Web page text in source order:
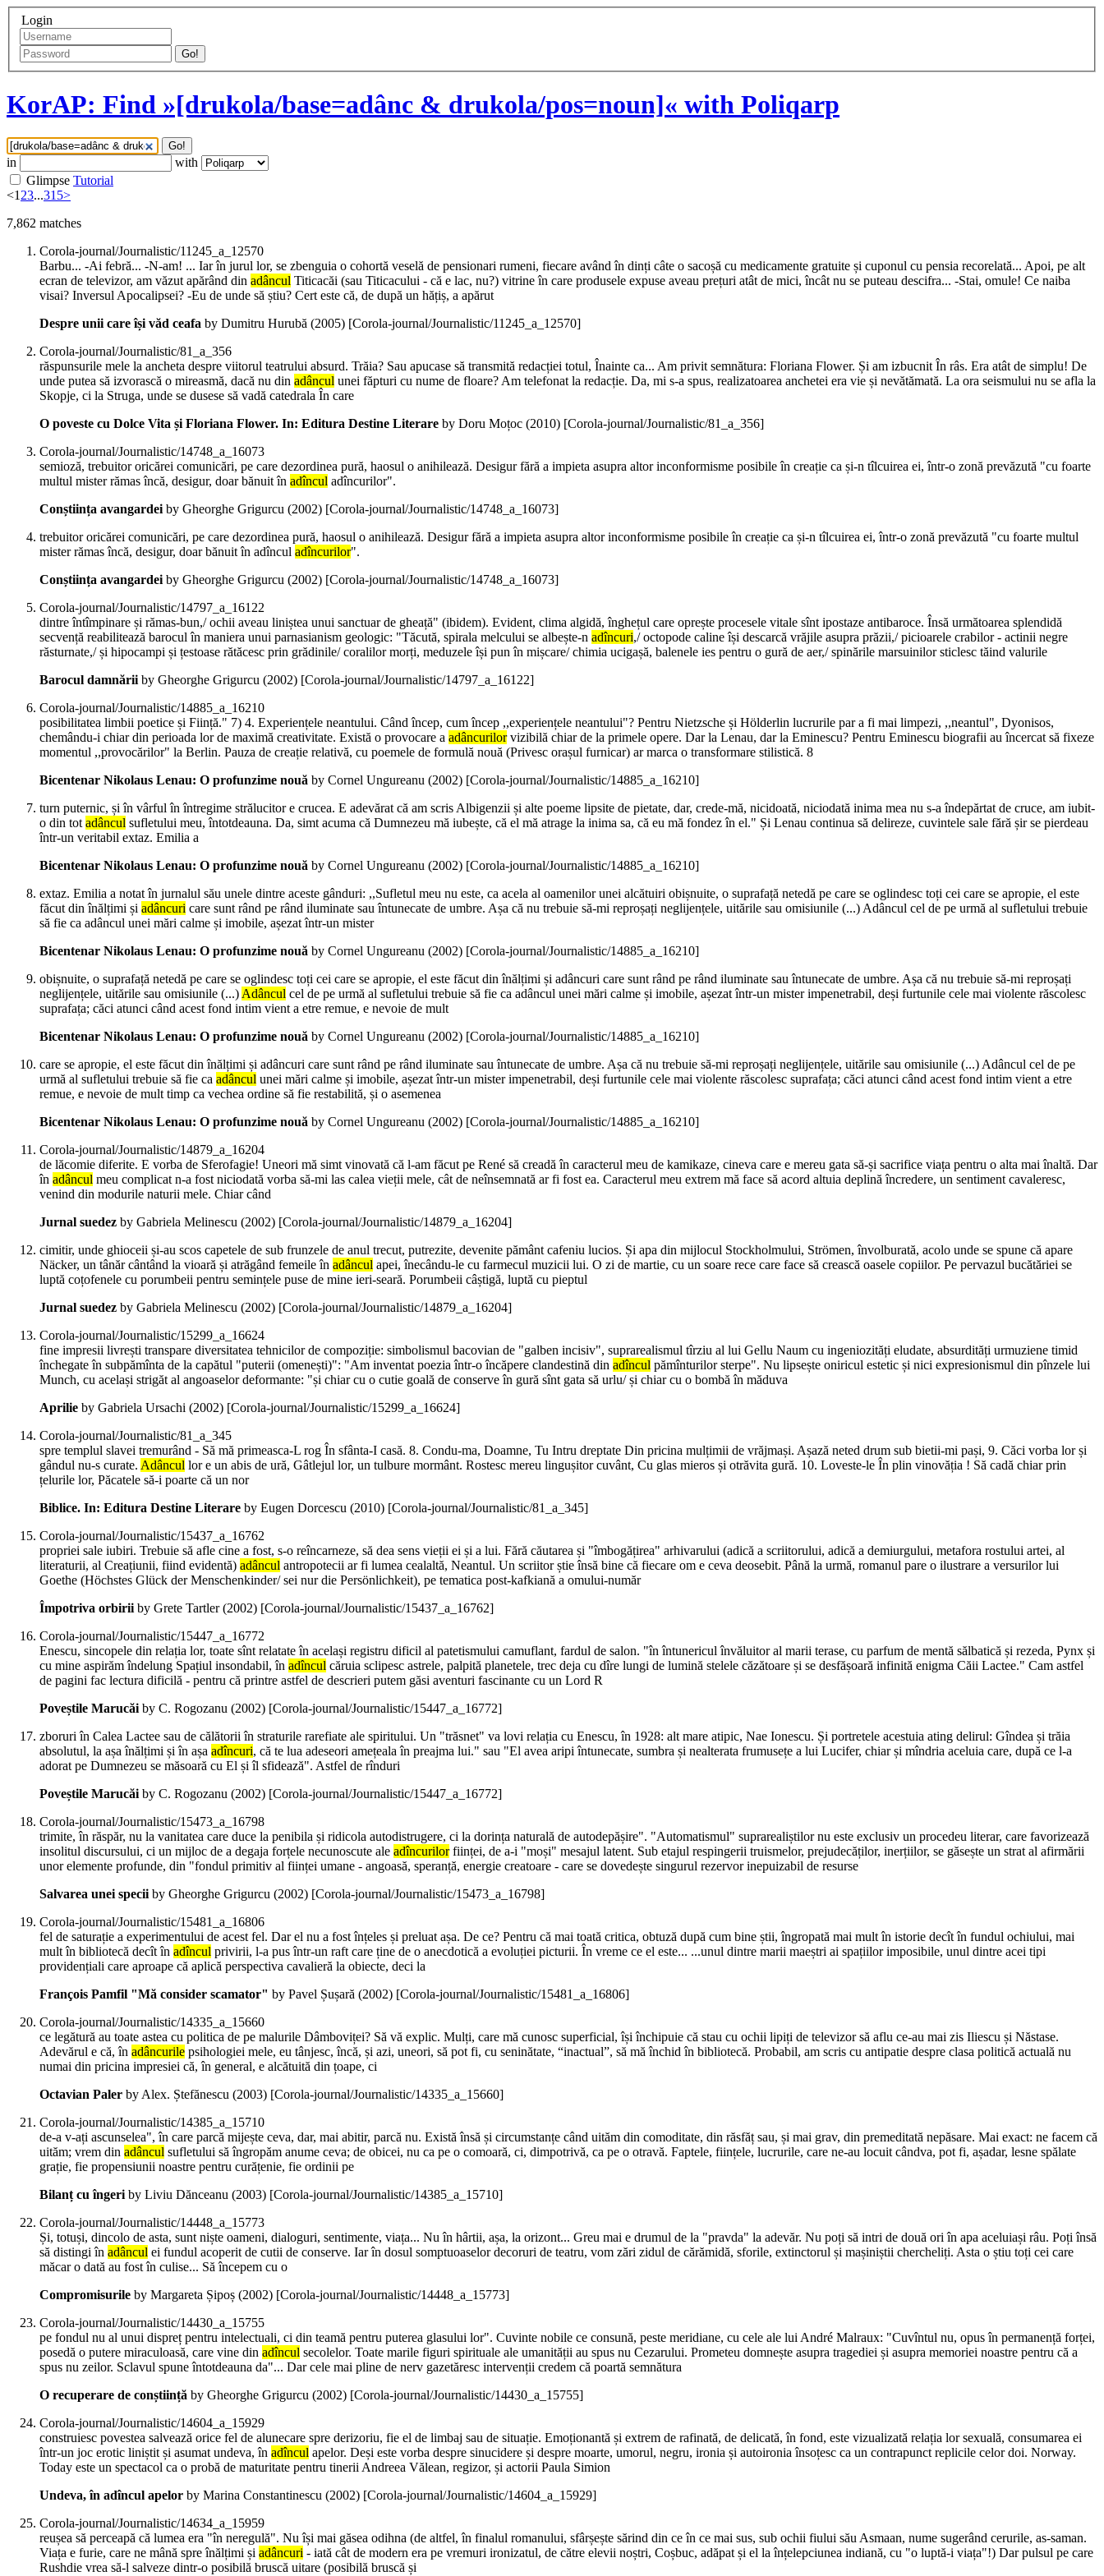
Login
Go!
KorAP: Find »[drukola/base=adânc & drukola/pos=noun]« with Poliqarp
Go!
in
with
Glimpse Tutorial
<123...315>
7,862 matches
Corola-journal/Journalistic/11245_a_12570
Barbu... -Ai febră... -N-am! ... Iar în jurul lor, se zbenguia o cohortă veselă de pensionari rumeni, fiecare având în dinți câte o sacoșă cu medicamente gratuite și cuponul cu pensia recorelată... Apoi, pe alt
ecran de televizor, am văzut apărând din adâncul Titicacăi (sau Titicacului - că e lac, nu?) vitrine în care produsele expuse aveau prețuri atât de mici, încât nu se puteau descifra... -Stai, omule! Ce naiba
visai? Inversul Apocalipsei? -Eu de unde să știu? Cert este că, de după un hățiș, a apărut
Despre unii care își văd ceafa by Dumitru Hurubă (2005) [Corola-journal/Journalistic/11245_a_12570]
Corola-journal/Journalistic/81_a_356
răspunsurile mele la ancheta despre viitorul teatrului absurd. Trăia? Sau apucase să transmită redacției totul, Înainte ca... Am privit semnătura: Floriana Flower. Și am izbucnit În râs. Era atât de simplu! De
unde putea să izvorască o mireasmă, dacă nu din adâncul unei făpturi cu nume de floare? Am telefonat la redacție. Da, mi s-a spus, realizatoarea anchetei era vie și nevătămată. La ora seismului nu se afla la
Skopje, ci la Struga, unde se dusese să vadă catedrala În care
O poveste cu Dolce Vita și Floriana Flower. In: Editura Destine Literare by Doru Moțoc (2010) [Corola-journal/Journalistic/81_a_356]
Corola-journal/Journalistic/14748_a_16073
semioză, trebuitor oricărei comunicări, pe care dezordinea pură, haosul o anihilează. Desigur fără a impieta asupra altor inconformisme posibile în creație ca și-n tîlcuirea ei, într-o zonă prevăzută "cu foarte
multul mister rămas încă, desigur, doar bănuit în adîncul adîncurilor".
Conștiința avangardeiby Gheorghe Grigurcu (2002) [Corola-journal/Journalistic/14748_a_16073]
trebuitor oricărei comunicări, pe care dezordinea pură, haosul o anihilează. Desigur fără a impieta asupra altor inconformisme posibile în creație ca și-n tîlcuirea ei, într-o zonă prevăzută "cu foarte multul
mister rămas încă, desigur, doar bănuit în adîncul adîncurilor".
Conștiința avangardeiby Gheorghe Grigurcu (2002) [Corola-journal/Journalistic/14748_a_16073]
Corola-journal/Journalistic/14797_a_16122
dintre întîmpinare și rămas-bun,/ ochii aveau liniștea unui sanctuar de gheață" (ibidem). Evident, clima algidă, înghețul care oprește procesele vitale sînt ipostaze antibaroce. Însă următoarea splendidă
secvență reabilitează barocul în maniera unui parnasianism geologic: "Tăcută, spirala melcului se albește-n adîncuri,/ octopode caline își descarcă vrăjile asupra prăzii,/ picioarele crabilor - actinii negre
răsturnate,/ și hipocampi și țestoase rătăcesc prin grădinile/ coralilor morți, meduzele își pun în mișcare/ chimia ucigașă, balenele ies pentru o gură de aer,/ spinările marsuinilor sticlesc tăind valurile
Barocul damnăriiby Gheorghe Grigurcu (2002) [Corola-journal/Journalistic/14797_a_16122]
Corola-journal/Journalistic/14885_a_16210
posibilitatea limbii poetice și Ființă." 7) 4. Experiențele neantului. Când încep, cum încep ,,experiențele neantului"? Pentru Nietzsche și Hölderlin lucrurile par a fi mai limpezi, ,,neantul", Dyonisos,
chemându-i chiar din perioada lor de maximă creativitate. Există o provocare a adâncurilorvizibilă chiar de la primele opere. Dar la Lenau, dar la Eminescu? Pentru Eminescu biografii au încercat să fixeze
momentul ,,provocărilor" la Berlin. Pauza de creație relativă, cu poemele de formulă nouă (Privesc orașul furnicar) ar marca o transformare stilistică. 8
Bicentenar Nikolaus Lenau: O profunzime nouă by Cornel Ungureanu (2002) [Corola-journal/Journalistic/14885_a_16210]
turn puternic, și în vârful în întregime strălucitor e crucea. E adevărat că am scris Albigenzii și alte poeme lipsite de pietate, dar, crede-mă, nicidoată, niciodată inima mea nu s-a îndepărtat de cruce, am iubit-
o din totadâncul sufletului meu, întotdeauna. Da, simt acuma că Dumnezeu mă iubește, că el mă atrage la inima sa, că eu mă fondez în el." Și Lenau continua să delireze, cuvintele sale fără șir se pierdeau
într-un veritabil extaz. Emilia a
Bicentenar Nikolaus Lenau: O profunzime nouă by Cornel Ungureanu (2002) [Corola-journal/Journalistic/14885_a_16210]
extaz. Emilia a notat în jurnalul său unele dintre aceste gânduri: ,,Sufletul meu nu este, ca acela al oamenilor unei alcătuiri obișnuite, o suprafață netedă pe care se oglindesc toți cei care se apropie, el este
făcut din înălțimi și adâncuri care sunt rând pe rând iluminate sau întunecate de umbre. Așa că nu trebuie să-mi reproșați neglijențele, uitările sau omisiunile (...) Adâncul cel de pe urmă al sufletului trebuie
să fie ca adâncul unei mări calme și imobile, așezat într-un mister
Bicentenar Nikolaus Lenau: O profunzime nouă by Cornel Ungureanu (2002) [Corola-journal/Journalistic/14885_a_16210]
obișnuite, o suprafață netedă pe care se oglindesc toți cei care se apropie, el este făcut din înălțimi și adâncuri care sunt rând pe rând iluminate sau întunecate de umbre. Așa că nu trebuie să-mi reproșați
neglijențele, uitările sau omisiunile (...)Adâncul cel de pe urmă al sufletului trebuie să fie ca adâncul unei mări calme și imobile, așezat într-un mister impenetrabil, deși furtunile cele mai violente răscolesc
suprafața; căci atunci când acest fond intim vient a etre remue, e nevoie de mult
Bicentenar Nikolaus Lenau: O profunzime nouă by Cornel Ungureanu (2002) [Corola-journal/Journalistic/14885_a_16210]
care se apropie, el este făcut din înălțimi și adâncuri care sunt rând pe rând iluminate sau întunecate de umbre. Așa că nu trebuie să-mi reproșați neglijențele, uitările sau omisiunile (...) Adâncul cel de pe
urmă al sufletului trebuie să fie ca adâncul unei mări calme și imobile, așezat într-un mister impenetrabil, deși furtunile cele mai violente răscolesc suprafața; căci atunci când acest fond intim vient a etre
remue, e nevoie de mult timp ca vechea ordine să fie restabilită, și o asemenea
Bicentenar Nikolaus Lenau: O profunzime nouă by Cornel Ungureanu (2002) [Corola-journal/Journalistic/14885_a_16210]
Corola-journal/Journalistic/14879_a_16204
de lăcomie diferite. E vorba de Sferofagie! Uneori mă simt vinovată că l-am făcut pe René să creadă în caracterul meu de kamikaze, cineva care e mereu gata să-și sacrifice viața pentru o alta mai înaltă. Dar
în adâncul meu complicat n-a fost niciodată vorba să-mi las calea vieții mele, cât de neînsemnată ar fi fost ea. Caracterul meu extrem mă face să acord altuia deplină încredere, un sentiment cavaleresc,
venind din modurile naturii mele. Chiar când
Jurnal suedez by Gabriela Melinescu (2002) [Corola-journal/Journalistic/14879_a_16204]
cimitir, unde ghioceii și-au scos capetele de sub frunzele de anul trecut, putrezite, devenite pământ cafeniu lucios. Și apa din mijlocul Stockholmului, Strömen, învolburată, acolo unde se spune că apare
Näcker, un tânăr cântând la vioară și atrăgând femeile în adâncul apei, înecându-le cu farmecul muzicii lui. O zi de martie, cu un soare rece care face să crească oasele copiilor. Pe pervazul bucătăriei se
luptă coțofenele cu porumbeii pentru semințele puse de mine ieri-seară. Porumbeii câștigă, luptă cu pieptul
Jurnal suedez by Gabriela Melinescu (2002) [Corola-journal/Journalistic/14879_a_16204]
Corola-journal/Journalistic/15299_a_16624
fine impresii livrești transpare diversitatea tehnicilor de compoziție: simbolismul bacovian de "galben incisiv", suprarealismul tîrziu al lui Gellu Naum cu ingeniozități eludate, absurdități urmuziene timid
închegate în subpămînta de la capătul "puterii (omenești)": "Am inventat poezia într-o încăpere clandestină din adîncul pămînturilor sterpe". Nu lipsește oniricul estetic și nici expresionismul din pînzele lui
Munch, cu același strigăt al angoaselor deformante: "și chiar cu o cutie goală de conserve în gură sînt gata să urlu/ și chiar cu o bombă în măduva
Aprilie by Gabriela Ursachi (2002) [Corola-journal/Journalistic/15299_a_16624]
Corola-journal/Journalistic/81_a_345
spre templul slavei tremurând - Să mă primeasca-L rog În sfânta-I casă. 8. Condu-ma, Doamne, Tu Intru dreptate Din pricina mulțimii de vrăjmași. Așază neted drum sub bietii-mi pași, 9. Căci vorba lor și
gândul nu-s curate. Adâncul lor e un abis de ură, Gâtlejul lor, un tulbure mormânt. Rostesc mereu lingușitor cuvânt, Cu glas mieros și otrăvita gură. 10. Loveste-le În plin vinovăția ! Să cadă chiar prin
țelurile lor, Păcatele să-i poarte că un nor
Biblice. In: Editura Destine Literare by Eugen Dorcescu (2010) [Corola-journal/Journalistic/81_a_345]
Corola-journal/Journalistic/15437_a_16762
propriei sale iubiri. Trebuie să afle cine a fost, s-o reîncarneze, să dea sens vieții ei și a lui. Fără căutarea și "îmbogățirea" arhivarului (adică a scriitorului, adică a demiurgului, metafora rostului artei, al
literaturii, al Creațiunii, fiind evidentă) adâncul antropotecii ar fi lumea cealaltă, Neantul. Un scriitor știe însă bine că fiecare om e ceva deosebit. Până la urmă, romanul pare o ilustrare a versurilor lui
Goethe (Höchstes Glück der Menschenkinder/ sei nur die Persönlichkeit), pe tematica post-kafkiană a omului-număr
Împotriva orbiriiby Grete Tartler (2002) [Corola-journal/Journalistic/15437_a_16762]
Corola-journal/Journalistic/15447_a_16772
Enescu, sincopele din relația lor, toate sînt relatate în același registru dificil al patetismului camuflant, fardul de salon. "în întunericul învăluitor al marii terase, cu parfum de mentă sălbatică și rezeda, Pynx și
cu mine aspirăm îndelung Spațiul insondabil, în adîncul căruia sclipesc astrele, palpită planetele, trec deja cu dîre lungi de lumină stelele căzătoare și se desfășoară infinită enigma Căii Lactee." Cam astfel
de pagini fac lectura dificilă - pentru că printre astfel de descrieri putem găsi aventuri fascinante cu un Lord R
Poveștile Marucăiby C. Rogozanu (2002) [Corola-journal/Journalistic/15447_a_16772]
zboruri în Calea Lactee sau de călătorii în straturile rarefiate ale spiritului. Un "trăsnet" va lovi relația cu Enescu, în 1928: alt mare atipic, Nae Ionescu. Și portretele acestuia ating delirul: Gîndea și trăia
absolutul, la așa înălțimi și în așa adîncuri, că te lua adeseori amețeala în preajma lui." sau "El avea aripi întunecate, sumbra și nealterata frumusețe a lui Lucifer, chiar și mîndria aceluia care, după ce l-a
adorat pe Dumnezeu se măsoară cu El și îl sfidează". Astfel de rînduri
Poveștile Marucăiby C. Rogozanu (2002) [Corola-journal/Journalistic/15447_a_16772]
Corola-journal/Journalistic/15473_a_16798
trimite, în răspăr, nu la vanitatea care duce la penibila și ridicola autodistrugere, ci la dorința naturală de autodepășire". "Automatismul" suprarealiștilor nu este exclusiv un procedeu literar, care favorizează
insolitul discursului, ci un mijloc de a degaja forțele necunoscute ale adîncurilorființei, de a-i "moși" mesajul latent. Sub etajul respingerii truismelor, prejudecăților, inerțiilor, se găsește un strat al afirmării
unor elemente profunde, din "fondul primitiv al ființei umane - angoasă, speranță, energie creatoare - care se dovedește singurul rezervor inepuizabil de resurse
Salvarea unei speciiby Gheorghe Grigurcu (2002) [Corola-journal/Journalistic/15473_a_16798]
Corola-journal/Journalistic/15481_a_16806
fel de saturație a experimentului de acest fel. Dar el nu a fost înțeles și preluat așa. De ce? Pentru că mai toată critica, obtuză după cum bine știi, îngropată mai mult în istorie decît în fundul ochiului, mai
mult în bibliotecă decît în adîncul privirii, l-a pus într-un raft care ține de o anecdotică a evoluției picturii. În vreme ce el este... ...unul dintre marii maeștri ai spațiilor imposibile, unul dintre acei tipi
providențiali care aproape că aplică perspectiva cavalieră la obiecte, deci la
François Pamfil "Mă consider scamator" by Pavel Șușară (2002) [Corola-journal/Journalistic/15481_a_16806]
Corola-journal/Journalistic/14335_a_15660
ce legătură au toate astea cu politica de pe malurile Dâmboviței? Să vă explic. Mulți, care mă cunosc superficial, își închipuie că stau cu ochii lipiți de televizor să aflu ce-au mai zis Iliescu și Năstase.
Adevărul e că, în adâncurile psihologiei mele, eu tânjesc, încă, și azi, uneori, să pot fi, cu seninătate, “inactual”, să mă închid în bibliotecă. Probabil, am scris cu antipatie despre clasa politică actuală nu
numai din pricina impresiei că, în general, e alcătuită din țoape, ci
Octavian Paler by Alex. Ștefănescu (2003) [Corola-journal/Journalistic/14335_a_15660]
Corola-journal/Journalistic/14385_a_15710
de-a v-ați ascunselea", în care parcă mijește ceva, dar, mai abitir, parcă nu. Există însă și circumstanțe când uităm din comoditate, din răsfăț sau, și mai grav, din premeditată nepăsare. Mai exact: ne facem că
uităm; vrem din adâncul sufletului să îngropăm anume ceva; de obicei, nu ca pe o comoară, ci, dimpotrivă, ca pe o otravă. Faptele, ființele, lucrurile, care ne-au locuit cândva, pot fi, așadar, lesne spălate
grație, fie propensiunii noastre pentru curățenie, fie ordinii pe
Bilanț cu îngeriby Liviu Dănceanu (2003) [Corola-journal/Journalistic/14385_a_15710]
Corola-journal/Journalistic/14448_a_15773
Și, totuși, dincolo de asta, sunt niște oameni, dialoguri, sentimente, viața... Nu în hârtii, așa, la orizont... Greu mai e drumul de la "pravda" la adevăr. Nu poți să intri de două ori în apa aceluiași râu. Poți însă
să distingi în adâncul ei fundul acoperit de cutii de conserve. Iar în dosul somptuoaselor decoruri de teatru, vom zări zidul de cărămidă, sforile, extinctorul și mașiniștii chercheliți. Asta o știu toți cei care
măcar o dată au fost în culise... Să începem cu o
Compromisurile by Margareta Șipoș (2002) [Corola-journal/Journalistic/14448_a_15773]
Corola-journal/Journalistic/14430_a_15755
pe fondul nu al unui dispreț pentru intelectuali, ci din teamă pentru puterea glasului lor". Cuvinte nobile ce consună, peste meridiane, cu cele ale lui André Malraux: "Cuvîntul nu, opus în permanență forței,
posedă o putere miraculoasă, care vine din adîncul secolelor. Toate marile figuri spirituale ale umanității au spus nu Cezarului. Prometeu domnește asupra tragediei și asupra memoriei noastre pentru că a
spus nu zeilor. Sclavul spune întotdeauna da"... Dar cele mai pline de nerv gazetăresc intervenții credem că poartă semnătura
O recuperare de conștiință by Gheorghe Grigurcu (2002) [Corola-journal/Journalistic/14430_a_15755]
Corola-journal/Journalistic/14604_a_15929
construiesc povestea salvează orice fel de alunecare spre derizoriu, fie el de limbaj sau de situație. Emoționantă și extrem de rafinată, de delicată, în fond, este vizualizată relația lor sexuală, consumarea ei
într-un joc erotic liniștit și asumat undeva, în adîncul apelor. Deși este vorba despre sinucidere și despre moarte, umorul, negru, ironia și autoironia însoțesc ca un contrapunct replicile celor doi. Norway.
Today este un spectacol ca o probă de maturitate pentru tinerii Andreea Vălean, regizor, și actorii Paula Simion
Undeva, în adîncul apelor by Marina Constantinescu (2002) [Corola-journal/Journalistic/14604_a_15929]
Corola-journal/Journalistic/14634_a_15959
reușea să perceapă că lumea era "în neregulă". Nu își mai găsea odihna (de altfel, în finalul romanului, sfârșește sărind din ce în ce mai sus, sub ochii fiului său Asmaan, nume sugerând cerurile, as-saman.
Viața e furie, care ne mână spre înălțimi și adâncuri - iată cât de modern era pe vremuri ironizatul, de către elevii noștri, Coșbuc, adăpat și el la înțelepciunea indiană, cu "o luptă-i viața"!) Dar pulsul pe care
Rushdie vrea să-l salveze dintr-o posibilă bruscă uitare (posibilă bruscă și